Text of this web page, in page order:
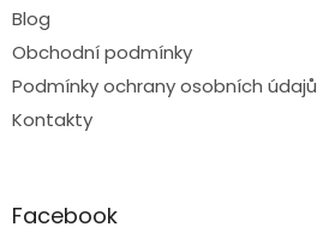
Blog
Obchodní podmínky
Podmínky ochrany osobních údajů
Kontakty
Facebook